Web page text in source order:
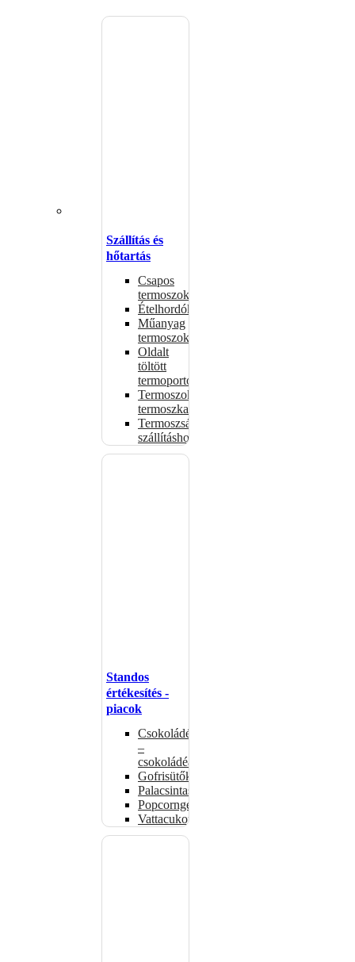
Szállítás és
hőtartás
Csapos
termoszok
Ételhordók
Műanyag
termoszok
Oldalt
töltött
termoportok
Termoszok,
termoszkannák
Termoszsákok
szállításhoz
Standos
értékesítés -
piacok
Csokoládémelegítők
–
csokoládéadagolók
Gofrisütők
Palacsintasütők
Popcorngépek
Vattacukorgép